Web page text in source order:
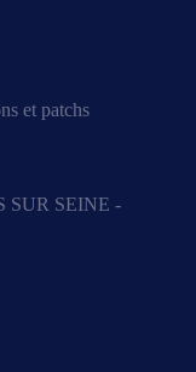
et patchs
SUR SEINE -